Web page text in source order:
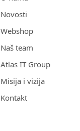
Novosti
Webshop
Naš team
Atlas IT Group
Misija i vizija
Kontakt